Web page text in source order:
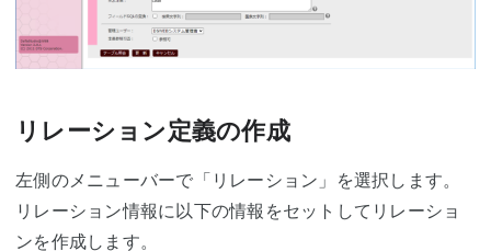
リレーション定義の作成
左側のメニューバーで「リレーション」を選択します。
リレーション情報に以下の情報をセットしてリレーショ
ンを作成します。